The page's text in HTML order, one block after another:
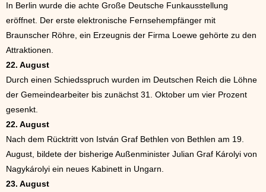
In Berlin wurde die achte Große Deutsche Funkausstellung
eröffnet. Der erste elektronische Fernsehempfänger mit
Braunscher Röhre, ein Erzeugnis der Firma Loewe gehörte zu den
Attraktionen.
22. August
Durch einen Schiedsspruch wurden im Deutschen Reich die Löhne
der Gemeindearbeiter bis zunächst 31. Oktober um vier Prozent
gesenkt.
22. August
Nach dem Rücktritt von István Graf Bethlen von Bethlen am 19.
August, bildete der bisherige Außenminister Julian Graf Károlyi von
Nagykárolyi ein neues Kabinett in Ungarn.
23. August